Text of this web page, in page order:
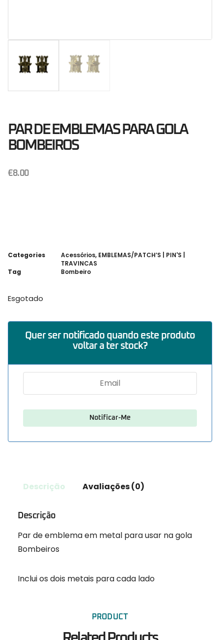
PAR DE EMBLEMAS PARA GOLA
BOMBEIROS
€8.00
Categories Acessórios, EMBLEMAS/PATCH’S | PIN'S |
TRAVINCAS
Tag
Bombeiro
Esgotado
Quer ser notificado quando este produto
voltar a ter stock?
Descrição Avaliações (0)
Descrição
Par de emblema em metal para usar na gola
Bombeiros
Inclui os dois metais para cada lado
PRODUCT